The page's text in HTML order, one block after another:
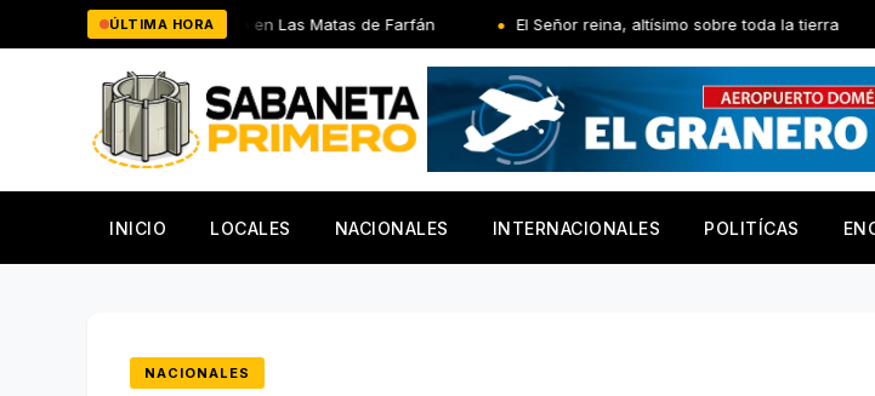
al
ÚLTIMA HORA
adolescente en Las Matas de Farfán El Señor reina, altísimo sobre toda la tierra Policía
INICIO LOCALES NACIONALES INTERNACIONALES POLITÍCAS
NACIONALES